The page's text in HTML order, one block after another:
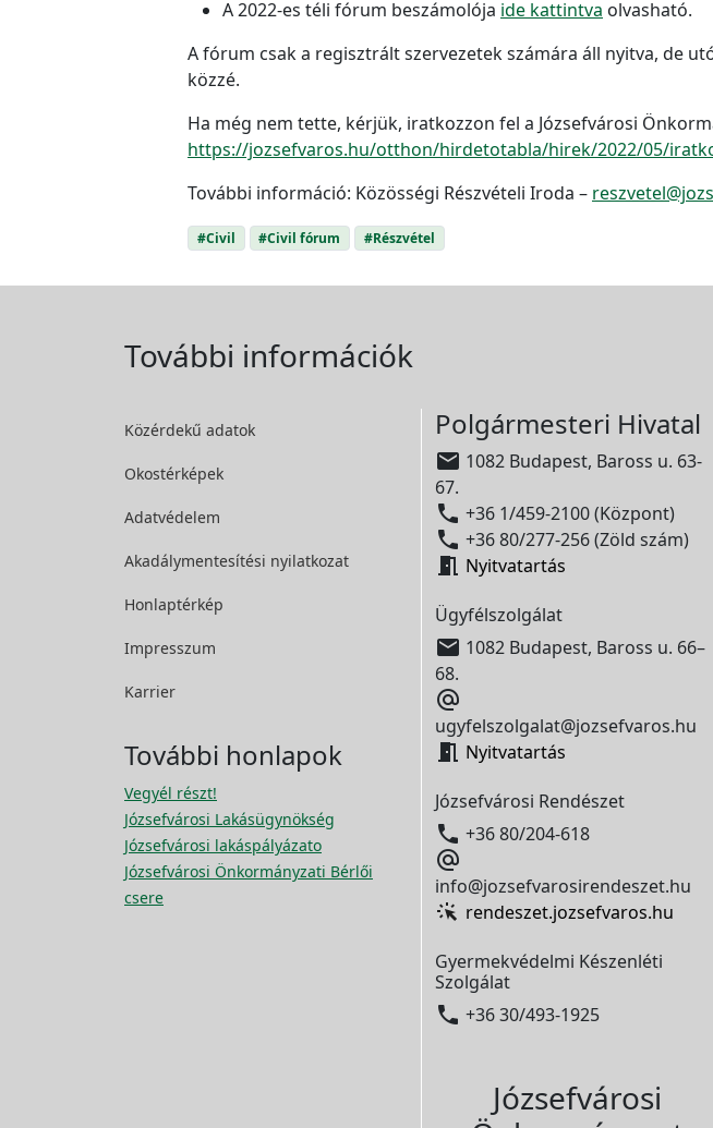
A 2022-es téli fórum beszámolója ide kattintva olvasható.
A fórum csak a regisztrált szervezetek számára áll nyitva, de
közzé.
Ha még nem tette, kérjük, iratkozzon fel a Józsefvárosi
https://jozsefvaros.hu/otthon/hirdetotabla/hirek/2022/05/
További információ: Közösségi Részvételi Iroda –
#Civil #Civil fórum #Részvétel
További információk
Közérdekű adatok
Okostérképek
Adatvédelem
Akadálymentesítési nyilatkozat
Honlaptérkép
Impresszum
Karrier
További honlapok
Vegyél részt!
Józsefvárosi Lakásügynökség
Józsefvárosi lakáspályázato
Józsefvárosi Önkormányzati Bérlői
csere
Polgármesteri Hivatal
 1082 Budapest, Baross u. 63-
67.
 +36 1/459-2100 (Központ)
 +36 80/277-256 (Zöld szám)
 Nyitvatartás
Ügyfélszolgálat
 1082 Budapest, Baross u. 66–
68.

ugyfelszolgalat@jozsefvaros.hu
 Nyitvatartás
Józsefvárosi Rendészet
 +36 80/204-618

info@jozsefvarosirendeszet.hu
rendeszet.jozsefvaros.hu
Gyermekvédelmi Készenléti
Szolgálat
 +36 30/493-1925
Józsefvárosi